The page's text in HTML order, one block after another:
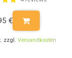
€
zzgl. Versandkosten